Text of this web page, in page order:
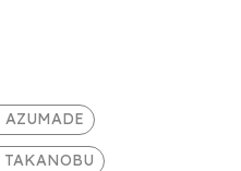
TAKANOBU